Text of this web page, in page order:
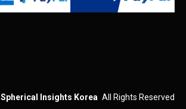
Spherical Insights Korea All Rights Reserved